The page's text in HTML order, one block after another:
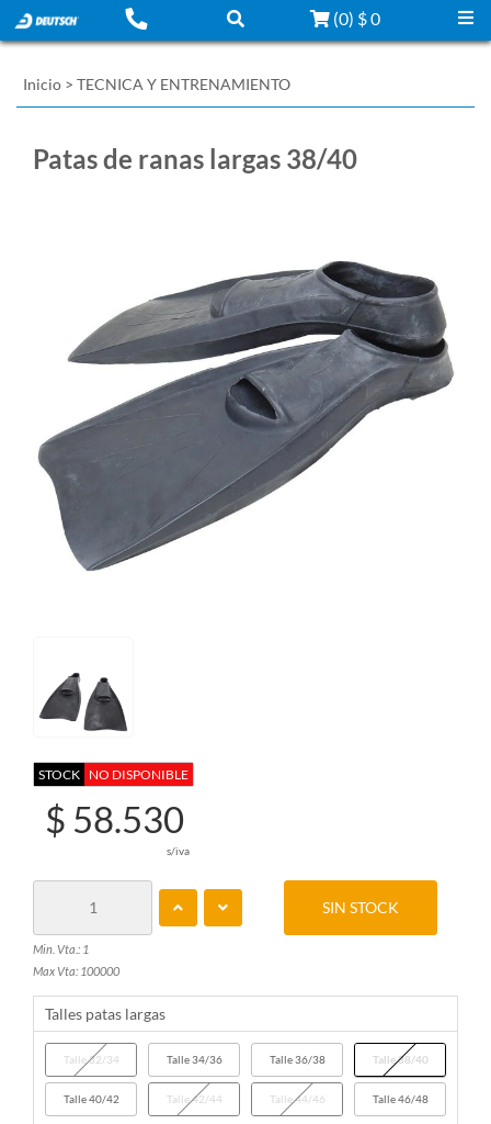
(0) $ 0
Inicio > TECNICA Y ENTRENAMIENTO
Patas de ranas largas 38/40
STOCK NO DISPONIBLE
$ 58.530
s/iva
Min. Vta.: 1
Max Vta: 100000
SIN STOCK
Talles patas largas
Talle 32/34 Talle 34/36 Talle 36/38 Talle 38/40
Talle 40/42 Talle 42/44 Talle 44/46 Talle 46/48